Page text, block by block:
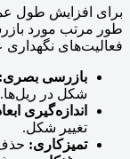
برای افزایش طول
طور مرتب مورد
فعالیت‌های نگهداری
بازرسی بصری:
شکل در ریل‌ها.
اندازه‌گیری
تغییر شکل.
تمیزکاری: حذف